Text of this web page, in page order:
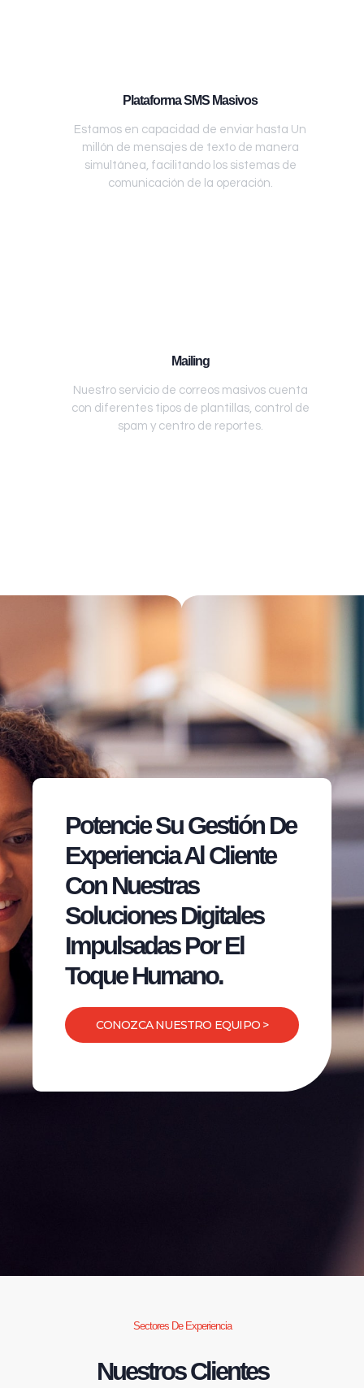
Plataforma SMS Masivos
Estamos en capacidad de enviar hasta Un
millón de mensajes de texto de manera
simultánea, facilitando los sistemas de
comunicación de la operación.
Mailing
Nuestro servicio de correos masivos cuenta
con diferentes tipos de plantillas, control de
spam y centro de reportes.
Potencie Su Gestión De
Experiencia Al Cliente
Con Nuestras
Soluciones Digitales
Impulsadas Por El
Toque Humano.
CONOZCA NUESTRO EQUIPO >
Sectores De Experiencia
Nuestros Clientes